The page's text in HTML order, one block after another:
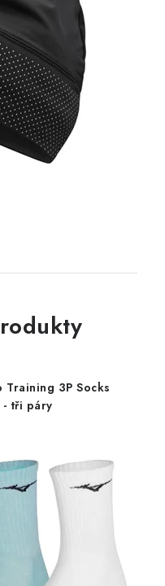
Training 3P Socks
- tři páry